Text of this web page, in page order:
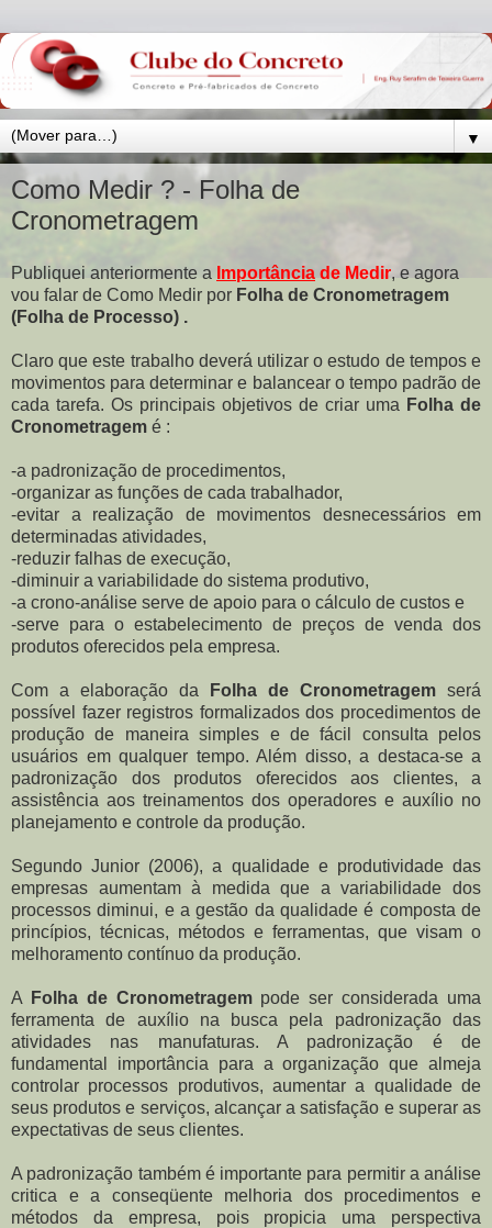
▼
Como Medir ? - Folha de
Cronometragem
Publiquei anteriormente a Importância de Medir, e agora
vou falar de Como Medir por Folha de Cronometragem
(Folha de Processo) .
Claro que este trabalho deverá utilizar o estudo de tempos e
movimentos para determinar e balancear o tempo padrão de
cada tarefa. Os principais objetivos de criar uma Folha de
Cronometragem é :
-a padronização de procedimentos,
-organizar as funções de cada trabalhador,
-evitar a realização de movimentos desnecessários em
determinadas atividades,
-reduzir falhas de execução,
-diminuir a variabilidade do sistema produtivo,
-a crono-análise serve de apoio para o cálculo de custos e
-serve para o estabelecimento de preços de venda dos
produtos oferecidos pela empresa.
Com a elaboração da Folha de Cronometragem será
possível fazer registros formalizados dos procedimentos de
produção de maneira simples e de fácil consulta pelos
usuários em qualquer tempo. Além disso, a destaca-se a
padronização dos produtos oferecidos aos clientes, a
assistência aos treinamentos dos operadores e auxílio no
planejamento e controle da produção.
Segundo Junior (2006), a qualidade e produtividade das
empresas aumentam à medida que a variabilidade dos
processos diminui, e a gestão da qualidade é composta de
princípios, técnicas, métodos e ferramentas, que visam o
melhoramento contínuo da produção.
A Folha de Cronometragempode ser considerada uma
ferramenta de auxílio na busca pela padronização das
atividades nas manufaturas. A padronização é de
fundamental importância para a organização que almeja
controlar processos produtivos, aumentar a qualidade de
seus produtos e serviços, alcançar a satisfação e superar as
expectativas de seus clientes.
A padronização também é importante para permitir a análise
critica e a conseqüente melhoria dos procedimentos e
métodos da empresa, pois propicia uma perspectiva